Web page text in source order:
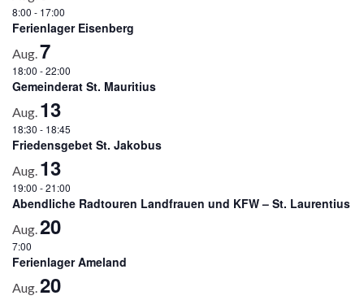
8:00 - 17:00
Ferienlager Eisenberg
Aug.7
18:00 -22:00
Gemeinderat St. Mauritius
Aug. 13
18:30 - 18:45
Friedensgebet St. Jakobus
Aug. 13
19:00 -21:00
Abendliche Radtouren Landfrauen und KFW – St. Laurentius
Aug.20
7:00
Ferienlager Ameland
Aug.20